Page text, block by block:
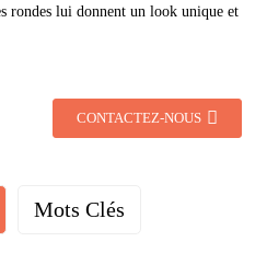
rondes lui donnent un look unique et
CONTACTEZ-NOUS
Mots Clés